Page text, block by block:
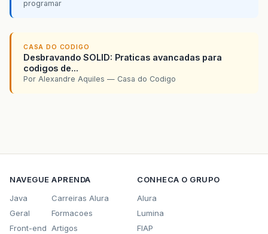
programar
CASA DO CODIGO
Desbravando SOLID: Praticas avancadas para
codigos de...
Por Alexandre Aquiles — Casa do Codigo
NAVEGUE
Java
Geral
Front-end
APRENDA
Carreiras Alura
Formacoes
Artigos
CONHECA O GRUPO
Alura
Lumina
FIAP